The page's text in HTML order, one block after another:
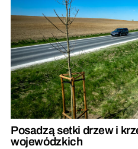
Posadzą setki drzew i
wojewódzkich